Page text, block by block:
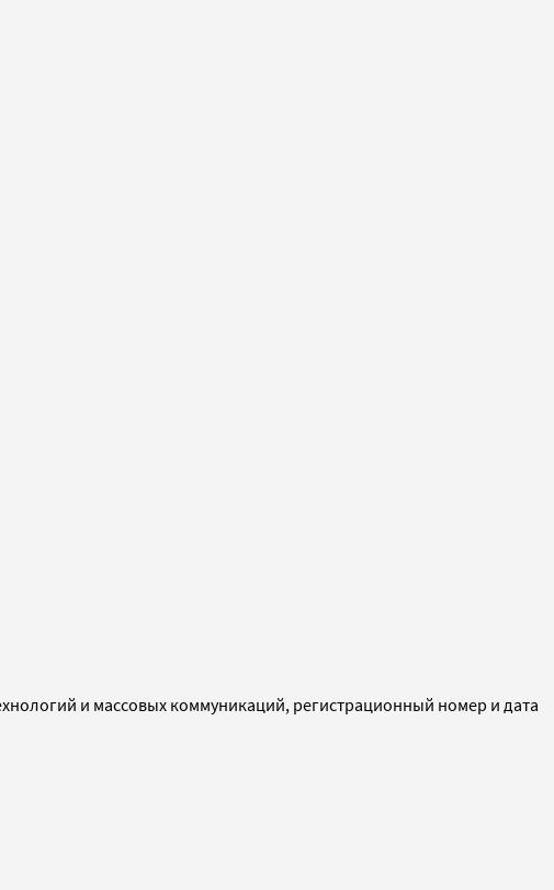
и массовых коммуникаций, регистрационный номер и дата